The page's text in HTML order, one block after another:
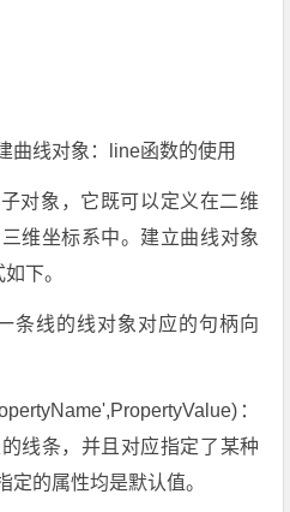
曲线对象：line函数的使用
对象，它既可以定义在二维
维坐标系中。建立曲线对象
下。
条线的线对象对应的句柄向
：
线条，并且对应指定了某种
定的属性均是默认值。